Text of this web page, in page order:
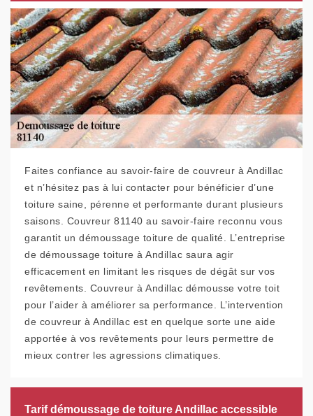
Faites confiance au savoir-faire de couvreur à Andillac
et n’hésitez pas à lui contacter pour bénéficier d’une
toiture saine, pérenne et performante durant plusieurs
saisons. Couvreur 81140 au savoir-faire reconnu vous
garantit un démoussage toiture de qualité. L’entreprise
de démoussage toiture à Andillac saura agir
efficacement en limitant les risques de dégât sur vos
revêtements. Couvreur à Andillac démousse votre toit
pour l’aider à améliorer sa performance. L’intervention
de couvreur à Andillac est en quelque sorte une aide
apportée à vos revêtements pour leurs permettre de
mieux contrer les agressions climatiques.
Tarif démoussage de toiture Andillac accessible